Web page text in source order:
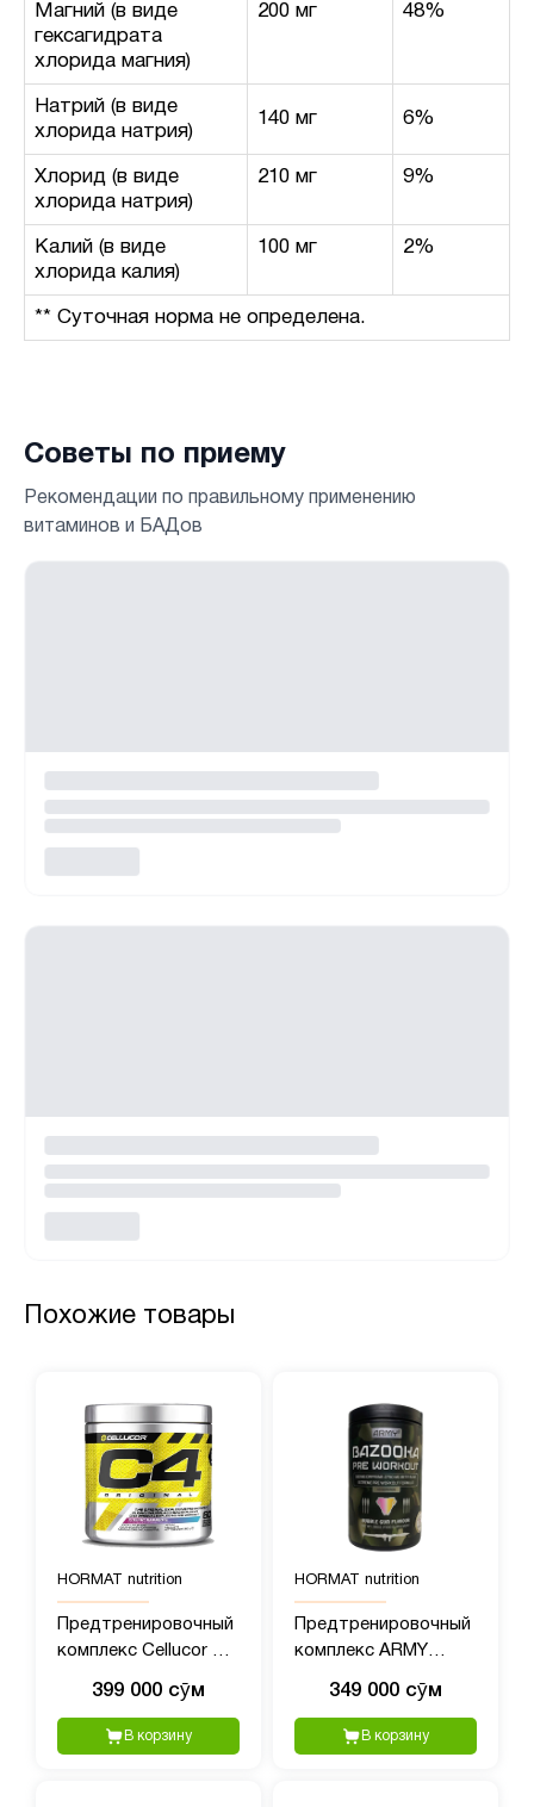
Магний (в виде
гексагидрата
хлорида магния)
200 мг 48%
Натрий (в виде
хлорида натрия)
140 мг 6%
Хлорид (в виде
хлорида натрия)
210 мг 9%
Калий (в виде
хлорида калия)
100 мг 2%
** Суточная норма не определена.
Советы по приему
Рекомендации по правильному применению
витаминов и БАДов
Похожие товары
HORMAT nutrition
Предтренировочный
комплекс Cellucor C4
399 000 сӯм
В корзину
HORMAT nutrition
Предтренировочный
комплекс ARMY
Workout 1, 40 порций,
380 гр пищвая
добавка
349 000 сӯм
В корзину